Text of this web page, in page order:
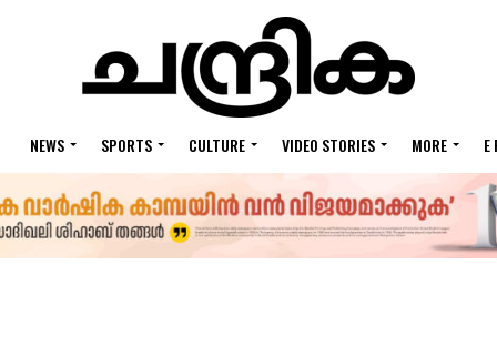
NEWS SPORTS CULTURE VIDEO STORIES MORE E